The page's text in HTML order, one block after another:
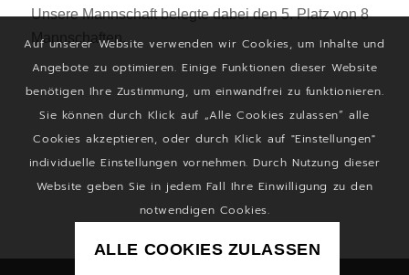
Unsere Mannschaft belegte dabei den 5. Platz von 8
Mannschaften.
Auf unserer Website verwenden wir Cookies, um Inhalte und
Angebote zu optimieren. Einige Funktionen dieser Website
benötigen Ihre Zustimmung, um einwandfrei zu funktionieren.
Sie können durch Klick auf „Alle Cookies zulassen“ alle
Cookies akzeptieren, oder durch Klick auf "Einstellungen"
individuelle Einstellungen vornehmen. Durch Nutzung dieser
Website geben Sie in jedem Fall Ihre Einwilligung zu den
notwendigen Cookies.
ALLE COOKIES ZULASSEN